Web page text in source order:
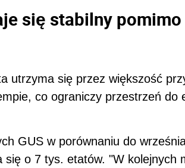
się stabilny pomimo
utrzyma się przez większość
co ograniczy przestrzeń do
GUS w porównaniu do
się o 7 tys. etatów. "W kolejnych